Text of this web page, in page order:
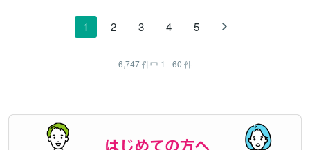
1 2 3 4 5
6,747 件中 1 - 60 件